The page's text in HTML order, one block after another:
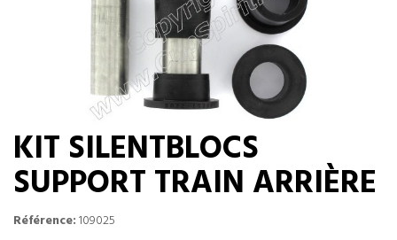
KIT SILENTBLOCS
SUPPORT TRAIN ARRIÈRE
Référence:109025